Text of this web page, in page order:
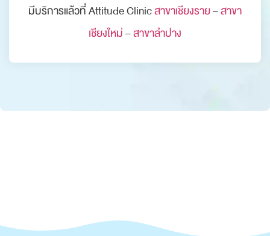
มีบริการแล้วที่ Attitude Clinicสาขาเชียงราย–สาขา
เชียงใหม่–สาขาลำปาง